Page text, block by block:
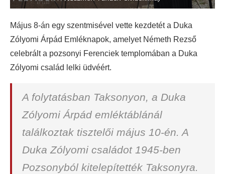
Május 8-án egy szentmisével vette kezdetét a Duka
Zólyomi Árpád Emléknapok, amelyet Németh Rezső
celebrált a pozsonyi Ferenciek templomában a Duka
Zólyomi család lelki üdvéért.
A folytatásban Taksonyon, a Duka
Zólyomi Árpád emléktáblánál
találkoztak tisztelői május 10-én. A
Duka Zólyomi családot 1945-ben
Pozsonyból kitelepítették Taksonyra.